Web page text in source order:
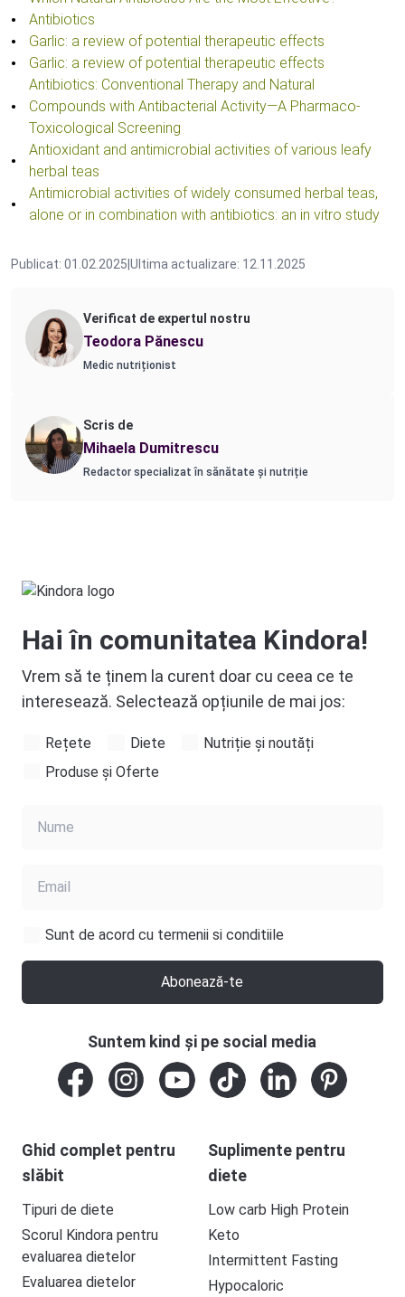
Antibiotics
Garlic: a review of potential therapeutic effects
Garlic: a review of potential therapeutic effects
Antibiotics: Conventional Therapy and Natural
Compounds with Antibacterial Activity—A Pharmaco-
Toxicological Screening
Antioxidant and antimicrobial activities of various leafy
herbal teas
Antimicrobial activities of widely consumed herbal teas,
alone or in combination with antibiotics: an in vitro study
Publicat: 01.02.2025 Ultima actualizare: 12.11.2025
Verificat de expertul nostru
Teodora Pănescu
Medic nutriționist
Scris de
Mihaela Dumitrescu
Redactor specializat în sănătate și nutriție
Hai în comunitatea Kindora!
Vrem să te ținem la curent doar cu ceea ce te
interesează. Selectează opțiunile de mai jos:
Rețete Diete
Nutriție și noutăți
Produse și Oferte
Sunt de acord cu termenii si conditiile
Abonează-te
Ghid complet pentru
slăbit
Tipuri de diete
Scorul Kindora pentru
evaluarea dietelor
Evaluarea dietelor
Suplimente pentru
diete
Low carb High Protein
Keto
Intermittent Fasting
Hypocaloric
Suntem kind și pe social media